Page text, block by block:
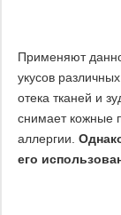
Применяют
укусов
отека тканей и
снимает кожные
аллергии.
его